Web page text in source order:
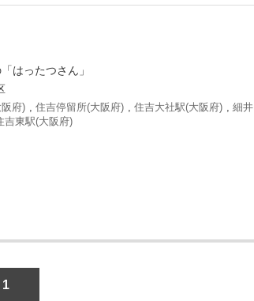
はったつさん」
府) , 住吉停留所(大阪府) , 住吉大社駅(大阪府) , 細井
吉東駅(大阪府)
1